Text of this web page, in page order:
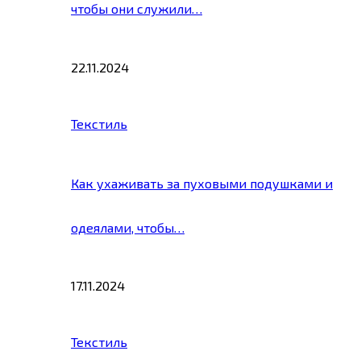
чтобы они служили…
22.11.2024
Текстиль
Как ухаживать за пуховыми подушками и
одеялами, чтобы…
17.11.2024
Текстиль